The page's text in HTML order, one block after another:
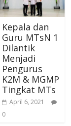
Kepala dan
Guru MTsN 1
Dilantik
Menjadi
Pengurus
K2M & MGMP
Tingkat MTs
April 6, 2021
0